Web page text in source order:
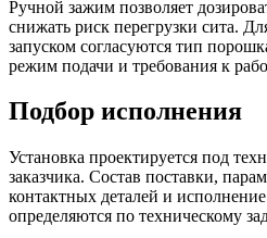
Ручной зажим позволяет
снижать риск перегрузки сита.
запуском согласуются тип
режим подачи и требования к
Подбор исполнения
Установка проектируется под
заказчика. Состав поставки,
контактных деталей и
определяются по техническому